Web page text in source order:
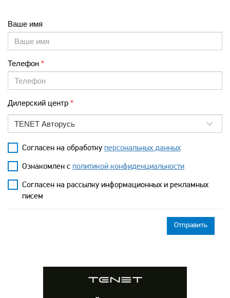
Ваше имя
Телефон
Дилерский центр
TENET Авторусь
Согласен на обработку персональных данных
Ознакомлен с политикой конфиденциальности
Согласен на рассылку информационных и рекламных
писем